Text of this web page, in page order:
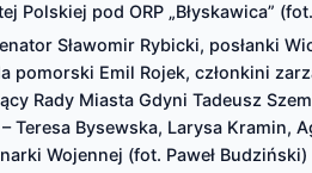
Polskiej pod ORP „Błyskawica”
Sławomir Rybicki, posłanki
pomorski Emil Rojek, członkini
Rady Miasta Gdyni Tadeusz
Teresa Bysewska, Larysa Kramin,
Wojennej (fot. Paweł Budziński)